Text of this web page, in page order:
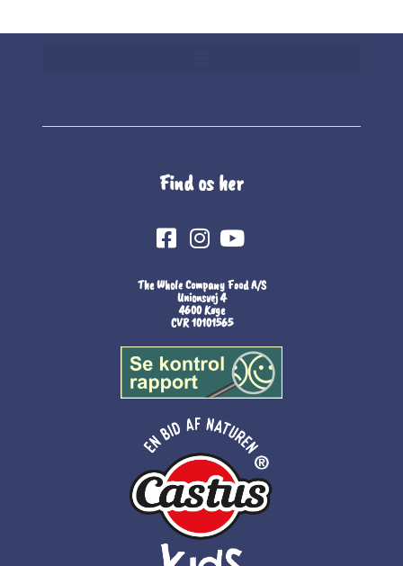
Find os her
The Whole Company Food A/S
Unionsvej 4
4600 Køge
CVR 10101565